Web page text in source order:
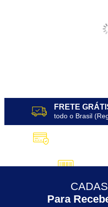
FRETE
todo o Brasil
5%
30
Para